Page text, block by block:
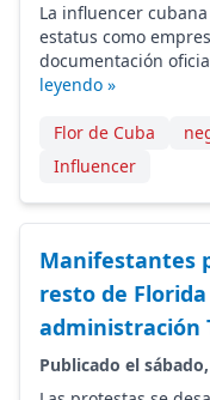
La influencer
estatus como
documentación
leyendo »
Flor de Cuba
Influencer
Manifestantes
resto de
administración
Publicado el